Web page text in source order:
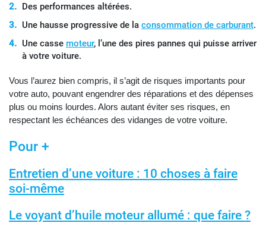
Des performances altérées.
Une hausse progressive de la consommation de carburant.
Une casse moteur, l’une des pires pannes qui puisse arriver
à votre voiture.
Vous l’aurez bien compris, il s’agit de risques importants pour
votre auto, pouvant engendrer des réparations et des dépenses
plus ou moins lourdes. Alors autant éviter ses risques, en
respectant les échéances des vidanges de votre voiture.
Pour +
Entretien d’une voiture : 10 choses à faire
soi-même
Le voyant d’huile moteur allumé : que faire ?